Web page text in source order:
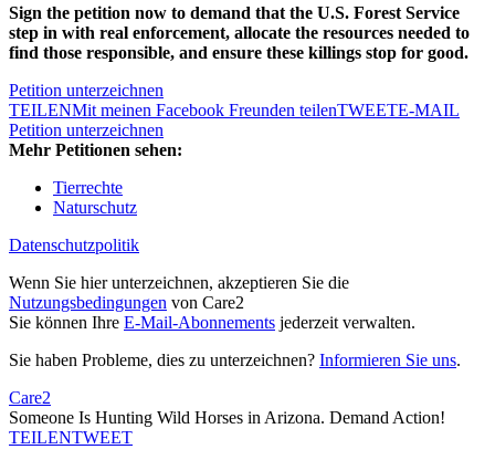
Sign the petition now to demand that the U.S. Forest Service
step in with real enforcement, allocate the resources needed to
find those responsible, and ensure these killings stop for good.
Petition unterzeichnen
TEILENMit meinen Facebook Freunden teilenTWEETE-MAIL
Petition unterzeichnen
Mehr Petitionen sehen:
Tierrechte
Naturschutz
Datenschutzpolitik
Wenn Sie hier unterzeichnen, akzeptieren Sie die
Nutzungsbedingungen von Care2
Sie können Ihre E-Mail-Abonnements jederzeit verwalten.
Sie haben Probleme, dies zu unterzeichnen? Informieren Sie uns.
Care2
Someone Is Hunting Wild Horses in Arizona. Demand Action!
TEILENTWEET